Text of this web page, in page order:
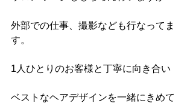
外部での仕事、撮影なども行なってま
す。
1人ひとりのお客様と丁寧に向き合い
ベストなヘアデザインを一緒にきめて